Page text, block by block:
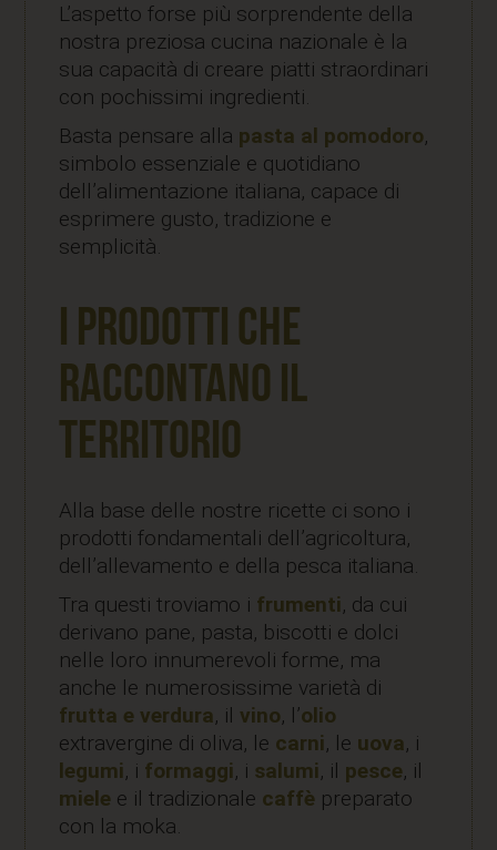
L’aspetto forse più sorprendente della
nostra preziosa cucina nazionale è la
sua capacità di creare piatti straordinari
con pochissimi ingredienti.
Basta pensare alla pasta al pomodoro,
simbolo essenziale e quotidiano
dell’alimentazione italiana, capace di
esprimere gusto, tradizione e
semplicità.
I prodotti che
raccontano il
territorio
Alla base delle nostre ricette ci sono i
prodotti fondamentali dell’agricoltura,
dell’allevamento e della pesca italiana.
Tra questi troviamo i frumenti, da cui
derivano pane, pasta, biscotti e dolci
nelle loro innumerevoli forme, ma
anche le numerosissime varietà di
frutta e verdura, ilvino, l’olio
extravergine di oliva, le carni, le uova, i
legumi, i formaggi, i salumi, il pesce, il
miele e il tradizionale caffè preparato
con la moka.